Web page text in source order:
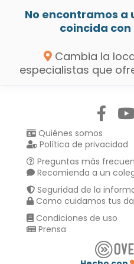
No encontramos a
coincida
Cambia la
especialistas que
Quiénes somos
Política de privacidad
Preguntas más
Recomienda a un
Seguridad de la
Como cuidamos tus
Condiciones de uso
Prensa